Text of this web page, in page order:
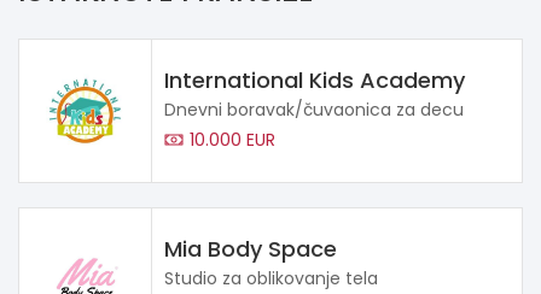
International Kids Academy
Dnevni boravak/čuvaonica za decu
10.000 EUR
Mia Body Space
Studio za oblikovanje tela